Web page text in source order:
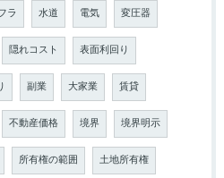
ラ 水道 電気 変圧器
隠れコスト 表面利回り
副業 大家業 賃貸
不動産価格 境界 境界明示
所有権の範囲 土地所有権